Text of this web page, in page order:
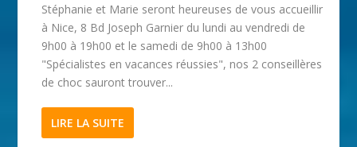
Stéphanie et Marie seront heureuses de vous accueillir
à Nice, 8 Bd Joseph Garnier du lundi au vendredi de
9h00 à 19h00 et le samedi de 9h00 à 13h00
"Spécialistes en vacances réussies", nos 2 conseillères
de choc sauront trouver...
LIRE LA SUITE